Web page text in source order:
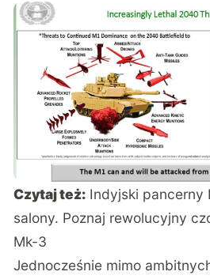
Czytaj też: Indyjski pancerny
salony. Poznaj rewolucyjny
Mk-3
Jednocześnie mimo